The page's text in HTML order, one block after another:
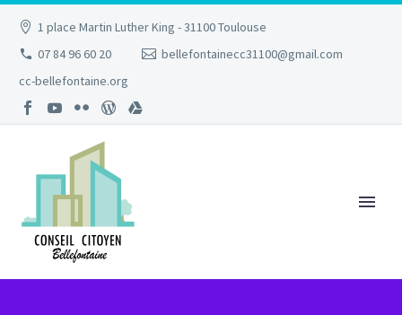
1 place Martin Luther King - 31100 Toulouse
07 84 96 60 20
bellefontainecc31100@gmail.com
cc-bellefontaine.org